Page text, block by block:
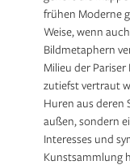
frühen Moderne
Weise, wenn
Bildmetaphern
Milieu der
zutiefst vertraut
Huren aus deren
außen, sondern
Interesses und
Kunstsammlung